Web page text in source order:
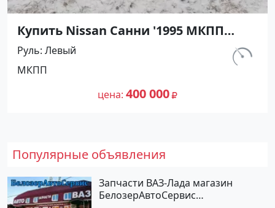
Купить Nissan Санни '1995 МКПП
(1400/90 л.с.) Бензин карбюратор
Абинск цвет Серебристый Седан по
цене 400000 рублей, объявление
№27476 на сайте Авторынок23
км.
Руль Левый
МКПП
цена 400 000
Популярные объявления
Запчасти ВАЗ-Лада магазин
БелозерАвтоСервис